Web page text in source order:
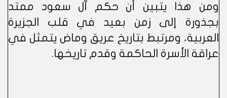
ومن هذا يتبين أن حكم آل سعود ممتد
بجذورة إلى زمن بعيد في قلب الجزيرة
العربية، ومرتبط بتاريخ عريق وماض يتمثل في
عراقة الأسرة الحاكمة وقدم تاريخها.